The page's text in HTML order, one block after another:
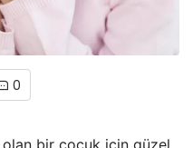
0
bir çocuk için güzel